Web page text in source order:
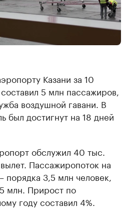
Казани за 10
5 млн пассажиров,
воздушной гавани. В
был достигнут на 18 дней
обслужил 40 тыс.
Пассажиропоток на
порядка 3,5 млн человек,
млн. Прирост по
году составил 4%.